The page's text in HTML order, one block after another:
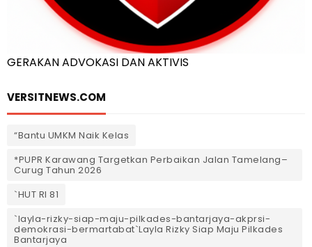
GERAKAN ADVOKASI DAN AKTIVIS
VERSITNEWS.COM
“Bantu UMKM Naik Kelas
*PUPR Karawang Targetkan Perbaikan Jalan Tamelang–
Curug Tahun 2026
`HUT RI 81
`layla-rizky-siap-maju-pilkades-bantarjaya-akprsi-
demokrasi-bermartabat`Layla Rizky Siap Maju Pilkades
Bantarjaya